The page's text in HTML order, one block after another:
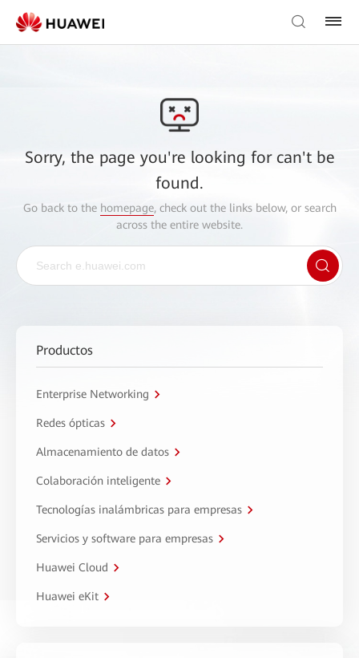
Sorry, the page you're looking for can't be
found.
Go back to the homepage, check out the links below, or search
across the entire website.
Productos
Enterprise Networking
Redes ópticas
Almacenamiento de datos
Colaboración inteligente
Tecnologías inalámbricas para empresas
Servicios y software para empresas
Huawei Cloud
Huawei eKit